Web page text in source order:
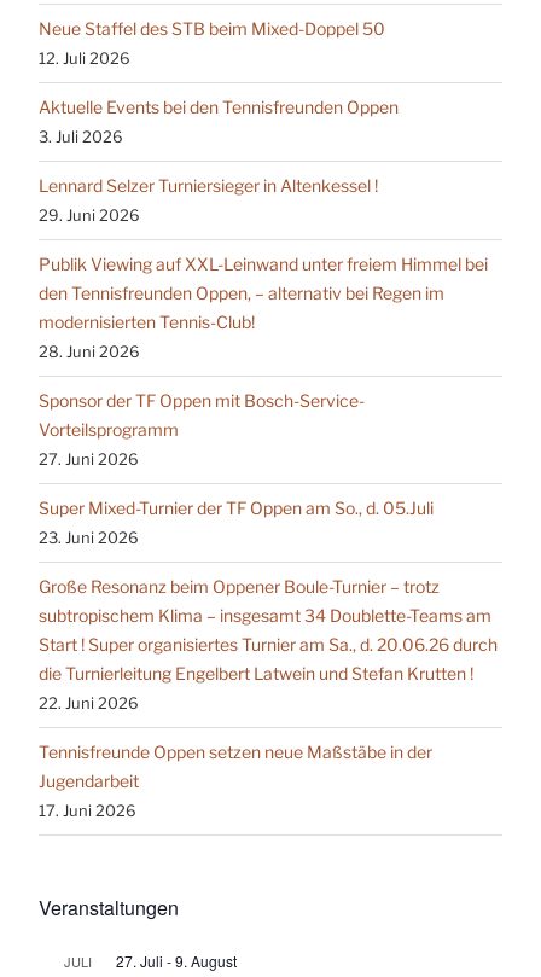
Neue Staffel des STB beim Mixed-Doppel 50
12. Juli 2026
Aktuelle Events bei den Tennisfreunden Oppen
3. Juli 2026
Lennard Selzer Turniersieger in Altenkessel !
29. Juni 2026
Publik Viewing auf XXL-Leinwand unter freiem Himmel bei
den Tennisfreunden Oppen, – alternativ bei Regen im
modernisierten Tennis-Club!
28. Juni 2026
Sponsor der TF Oppen mit Bosch-Service-
Vorteilsprogramm
27. Juni 2026
Super Mixed-Turnier der TF Oppen am So., d. 05.Juli
23. Juni 2026
Große Resonanz beim Oppener Boule-Turnier – trotz
subtropischem Klima – insgesamt 34 Doublette-Teams am
Start ! Super organisiertes Turnier am Sa., d. 20.06.26 durch
die Turnierleitung Engelbert Latwein und Stefan Krutten !
22. Juni 2026
Tennisfreunde Oppen setzen neue Maßstäbe in der
Jugendarbeit
17. Juni 2026
Veranstaltungen
JULI 27. Juli -9. August